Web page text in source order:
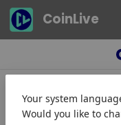
CoinLive
Meta 的新数
Your system
Would you like to